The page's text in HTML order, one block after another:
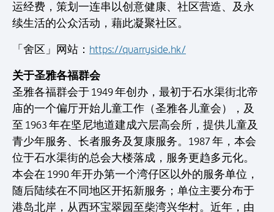
运经费，策划一连串以创意健康、社区营造、及永
续生活的公众活动，藉此凝聚社区。
「舍区」网站： https://quarryside.hk/
关于圣雅各福群会
圣雅各福群会于 1949 年创办，最初于石水渠街北帝
庙的一个偏厅开始儿童工作（圣雅各儿童会），及
至 1963 年在坚尼地道建成六层高会所，提供儿童及
青少年服务、长者服务及复康服务。1987 年，本会
位于石水渠街的总会大楼落成，服务更趋多元化。
本会在 1990 年开办第一个湾仔区以外的服务单位，
随后陆续在不同地区开拓新服务；单位主要分布于
港岛北岸，从西环宝翠园至柴湾兴华村。近年，由